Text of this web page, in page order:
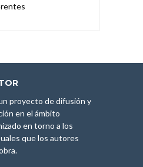
proyecto de difusión y
en el ámbito
en torno a los
que los autores